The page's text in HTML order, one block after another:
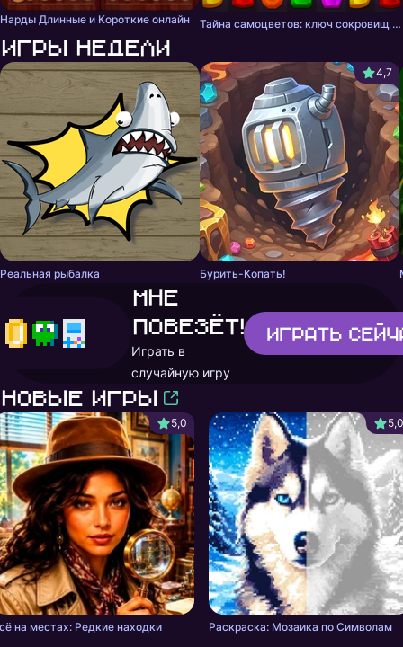
Нарды Длинные и Короткие онлайн Тайна самоцветов: ключ сокровищ - три в ряд
Игры недели
Реальная рыбалка
4,7
Бурить-Копать!
Мне
повезёт!
Играть в
случайную игру
Играть
Новые игры
5,0
на местах: Редкие находки
5,0
Раскраска: Мозаика по Символам